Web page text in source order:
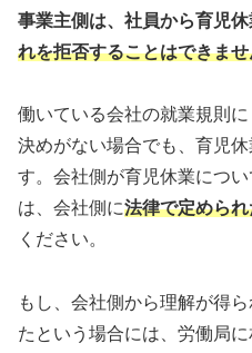
事業主側は、社員から育児
れを拒否することはできませ
働いている会社の就業規則
決めがない場合でも、育児
す。会社側が育児休業につ
は、会社側に法律で定めら
ください。
もし、会社側から理解が得
たという場合には、労働局